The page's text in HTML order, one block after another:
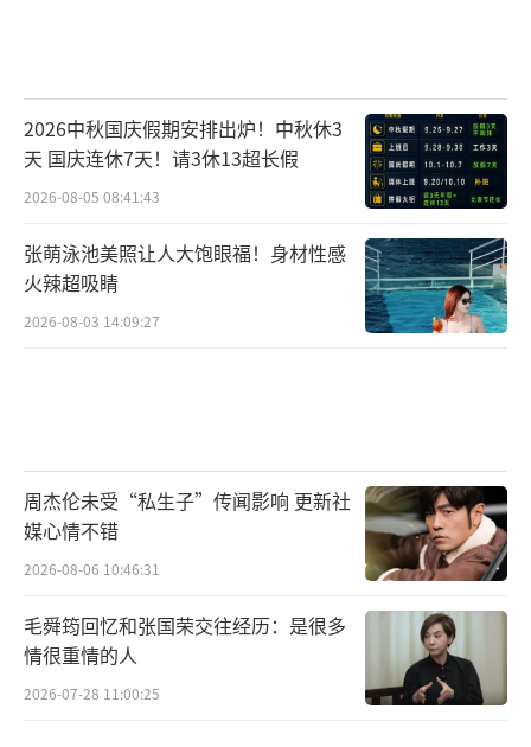
2026中秋国庆假期安排出炉！中秋休3
天 国庆连休7天！请3休13超长假
2026-08-05 08:41:43
张萌泳池美照让人大饱眼福！身材性感
火辣超吸睛
2026-08-03 14:09:27
周杰伦未受“私生子”传闻影响 更新社
媒心情不错
2026-08-06 10:46:31
毛舜筠回忆和张国荣交往经历：是很多
情很重情的人
2026-07-28 11:00:25